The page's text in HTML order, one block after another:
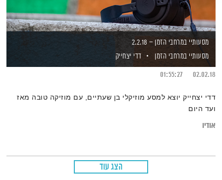
מסעותיי במרחבי הזמן – 2.2.18
מסעותיי במרחבי הזמן
דדי יצחייק
02.02.18
01:55:27
דדי יצחייק יוצא למסע מוזיקלי בן שעתיים, עם מוזיקה טובה מאז
ועד היום
אודיו
הצג עוד